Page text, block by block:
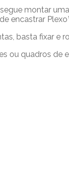
montar
encastrar
basta fixar
ou quadros